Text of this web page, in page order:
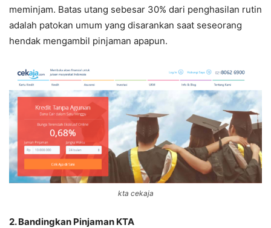
meminjam. Batas utang sebesar 30% dari penghasilan rutin
adalah patokan umum yang disarankan saat seseorang
hendak mengambil pinjaman apapun.
kta cekaja
2. Bandingkan Pinjaman KTA